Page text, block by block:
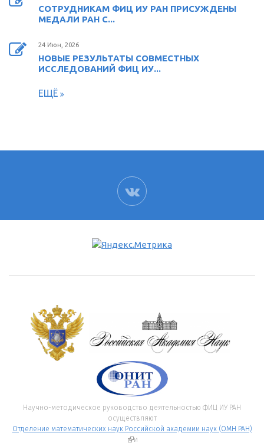
СОТРУДНИКАМ ФИЦ ИУ РАН ПРИСУЖДЕНЫ
МЕДАЛИ РАН С...
24 Июн, 2026
НОВЫЕ РЕЗУЛЬТАТЫ СОВМЕСТНЫХ
ИССЛЕДОВАНИЙ ФИЦ ИУ...
ЕЩЁ
ВК
Научно-методическое руководство деятельностью ФИЦ ИУ РАН
осуществляют
Отделение математических наук Российской академии наук (ОМН РАН)
(внешняя ссылка)
и